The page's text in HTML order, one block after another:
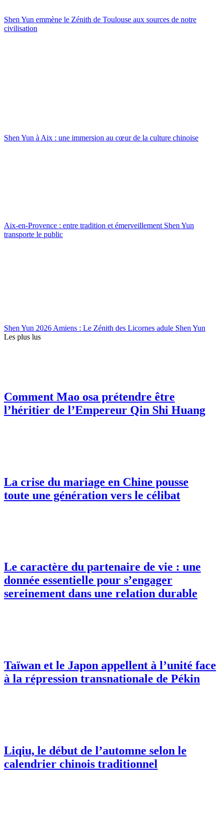
Shen Yun emmène le Zénith de Toulouse aux sources de notre
civilisation
Shen Yun à Aix : une immersion au cœur de la culture chinoise
Aix-en-Provence : entre tradition et émerveillement Shen Yun
transporte le public
Shen Yun 2026 Amiens : Le Zénith des Licornes adule Shen Yun
Les plus lus
Comment Mao osa prétendre être
l’héritier de l’Empereur Qin Shi Huang
La crise du mariage en Chine pousse
toute une génération vers le célibat
Le caractère du partenaire de vie : une
donnée essentielle pour s’engager
sereinement dans une relation durable
Taïwan et le Japon appellent à l’unité face
à la répression transnationale de Pékin
Liqiu, le début de l’automne selon le
calendrier chinois traditionnel